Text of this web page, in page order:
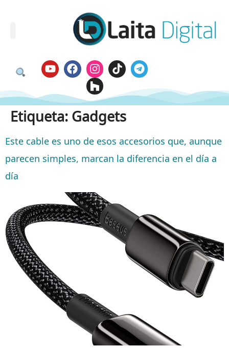
Etiqueta: Gadgets
Este cable es uno de esos accesorios que, aunque
parecen simples, marcan la diferencia en el día a
día